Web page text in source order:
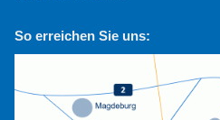
So erreichen Sie uns: